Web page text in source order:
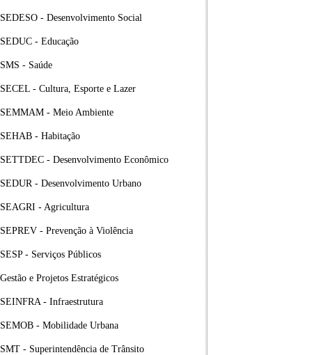
SEDESO - Desenvolvimento Social
SEDUC - Educação
SMS - Saúde
SECEL - Cultura, Esporte e Lazer
SEMMAM - Meio Ambiente
SEHAB - Habitação
SETTDEC - Desenvolvimento Econômico
SEDUR - Desenvolvimento Urbano
SEAGRI - Agricultura
SEPREV - Prevenção à Violência
SESP - Serviços Públicos
Gestão e Projetos Estratégicos
SEINFRA - Infraestrutura
SEMOB - Mobilidade Urbana
SMT - Superintendência de Trânsito